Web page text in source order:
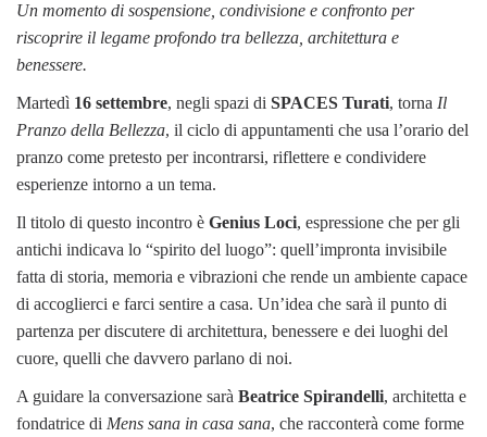
Un momento di sospensione, condivisione e confronto per
riscoprire il legame profondo tra bellezza, architettura e
benessere.
Martedì 16 settembre, negli spazi di SPACES Turati, torna Il
Pranzo della Bellezza, il ciclo di appuntamenti che usa l’orario del
pranzo come pretesto per incontrarsi, riflettere e condividere
esperienze intorno a un tema.
Il titolo di questo incontro è Genius Loci, espressione che per gli
antichi indicava lo “spirito del luogo”: quell’impronta invisibile
fatta di storia, memoria e vibrazioni che rende un ambiente capace
di accoglierci e farci sentire a casa. Un’idea che sarà il punto di
partenza per discutere di architettura, benessere e dei luoghi del
cuore, quelli che davvero parlano di noi.
A guidare la conversazione sarà Beatrice Spirandelli, architetta e
fondatrice di Mens sana in casa sana, che racconterà come forme